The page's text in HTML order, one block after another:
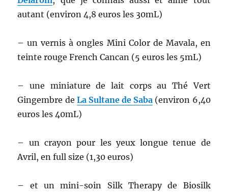
autant (environ 4,8 euros les 30mL)
– un vernis à ongles Mini Color de Mavala, en
teinte rouge French Cancan (5 euros les 5mL)
– une miniature de lait corps au Thé Vert
Gingembre de La Sultane de Saba (environ 6,40
euros les 40mL)
– un crayon pour les yeux longue tenue de
Avril, en full size (1,30 euros)
– et un mini-soin Silk Therapy de Biosilk